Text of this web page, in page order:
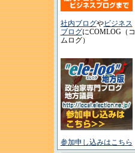
社内ブログやビジネス
ブログにCOMLOG（コ
ムログ）
参加申し込みはこちら